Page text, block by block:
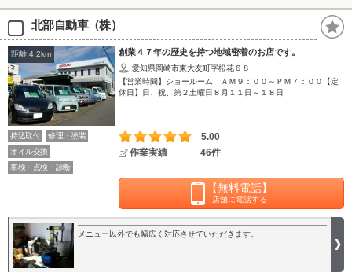
北部自動車（株）
距離:4.2km 創業４７年の歴史を持つ地域密着のお店です。
愛知県岡崎市東大友町字松花６８
【営業時間】ショールーム ＡＭ９：００～ＰＭ７：００【定
休日】日、祝、第２土曜日８月１１日～１８日
持込取付
修理・塗装
オイル交換
車検・点検・診断
5.00
作業実績
46件
【無料電話】
店舗に電話する
メニュー以外でも幅広く対応させていただきます。